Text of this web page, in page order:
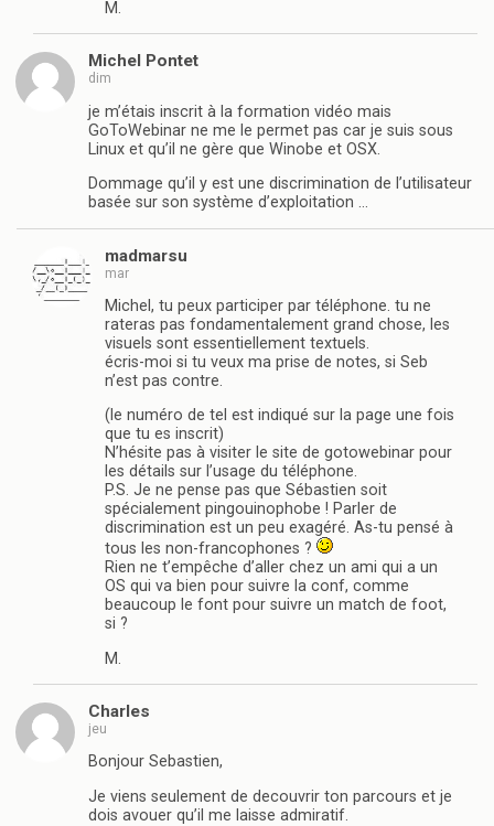
M.
Michel Pontet
dim
je m’étais inscrit à la formation vidéo mais
GoToWebinar ne me le permet pas car je suis sous
Linux et qu’il ne gère que Winobe et OSX.
Dommage qu’il y est une discrimination de l’utilisateur
basée sur son système d’exploitation …
madmarsu
mar
Michel, tu peux participer par téléphone. tu ne
rateras pas fondamentalement grand chose, les
visuels sont essentiellement textuels.
écris-moi si tu veux ma prise de notes, si Seb
n’est pas contre.
(le numéro de tel est indiqué sur la page une fois
que tu es inscrit)
N’hésite pas à visiter le site de gotowebinar pour
les détails sur l’usage du téléphone.
P.S. Je ne pense pas que Sébastien soit
spécialement pingouinophobe ! Parler de
discrimination est un peu exagéré. As-tu pensé à
tous les non-francophones ?
Rien ne t’empêche d’aller chez un ami qui a un
OS qui va bien pour suivre la conf, comme
beaucoup le font pour suivre un match de foot,
si ?
M.
Charles
jeu
Bonjour Sebastien,
Je viens seulement de decouvrir ton parcours et je
dois avouer qu’il me laisse admiratif.